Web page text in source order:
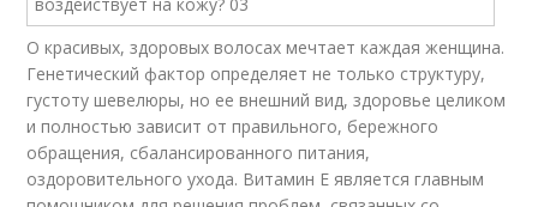
О красивых, здоровых волосах мечтает каждая женщина.
Генетический фактор определяет не только структуру,
густоту шевелюры, но ее внешний вид, здоровье целиком
и полностью зависит от правильного, бережного
обращения, сбалансированного питания,
оздоровительного ухода. Витамин E является главным